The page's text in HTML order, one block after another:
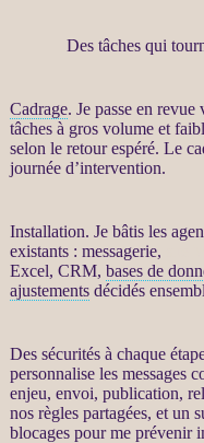
Des tâches qui
Cadrage. Je passe en
tâches à gros volume et
selon le retour espéré. Le
journée d’intervention.
Installation. Je bâtis les
existants : messagerie,
Excel, CRM, bases de
ajustementsdécidés
Des sécurités à chaque
personnalise les messages
enjeu, envoi, publication,
nos règles partagées, et un
blocages pour me prévenir